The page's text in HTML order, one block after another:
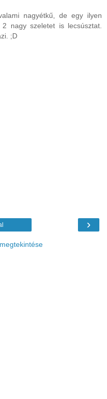
nagyétkű, de egy ilyen
nagy szeletet is lecsúsztat.
;D
›